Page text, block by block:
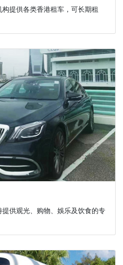
提供各类香港租车，可长期租
供观光、购物、娛乐及饮食的专